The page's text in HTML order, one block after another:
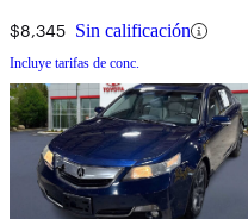
$8,345 Sin calificación
Incluye tarifas de conc.